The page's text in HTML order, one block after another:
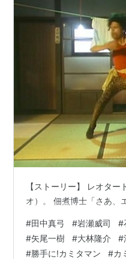
【ストーリー】 レオタ
オ）。 佃煮博士「さあ、
#田中真弓 #岩瀬威司 #
#矢尾一樹 #大林隆介 #
#勝手に!カミタマン #カ